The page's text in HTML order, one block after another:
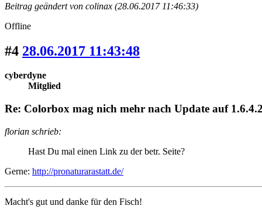
Beitrag geändert von colinax (28.06.2017 11:46:33)
Offline
#4 28.06.2017 11:43:48
cyberdyne
Mitglied
Re: Colorbox mag nich mehr nach Update auf
florian schrieb:
Hast Du mal einen Link zu der betr. Seite?
Gerne: http://pronaturarastatt.de/
Macht's gut und danke für den Fisch!